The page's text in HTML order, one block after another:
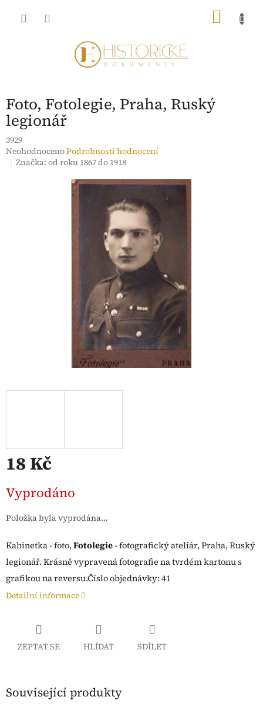
Foto, Fotolegie, Praha, Ruský
legionář
3929
Průměrné
hodnocení
NeohodnocenoPodrobnosti hodnocení
Značka:od roku 1867 do 1918
18 Kč
cena:
Vyprodáno
Položka byla vyprodána…
Kabinetka - foto,Fotolegie- fotografický ateliár, Praha, Ruský
legionář. Krásně vypravená fotografie na tvrdém kartonu s
grafikou na reversu.Číslo objednávky: 41
Detailní informace
ZEPTAT SE HLÍDAT SDÍLET
Související produkty